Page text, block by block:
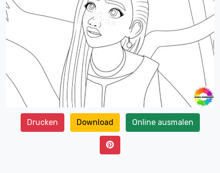
Drucken Download Online ausmalen